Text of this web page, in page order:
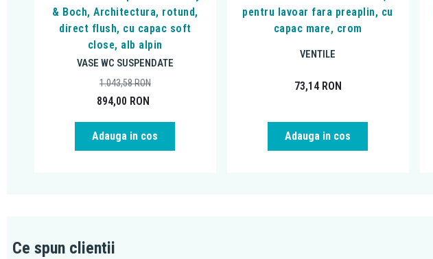
& Boch, Architectura, rotund,
direct flush, cu capac soft
close, alb alpin
VASE WC SUSPENDATE
894,00 RON
1.043,58RON
Adauga in cos
pentru lavoar fara preaplin, cu
capac mare, crom
VENTILE
73,14 RON
Adauga in cos
Ce spun clientii